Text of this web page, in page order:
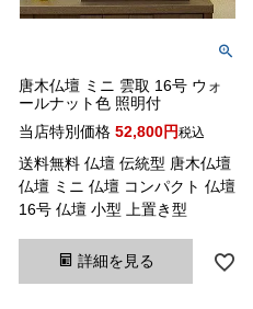
唐木仏壇 ミニ 雲取 16号 ウォ
ールナット色 照明付
当店特別価格 52,800 税込
送料無料 仏壇 伝統型 唐木仏壇
仏壇 ミニ 仏壇 コンパクト 仏壇
16号 仏壇 小型 上置き型
詳細を見る